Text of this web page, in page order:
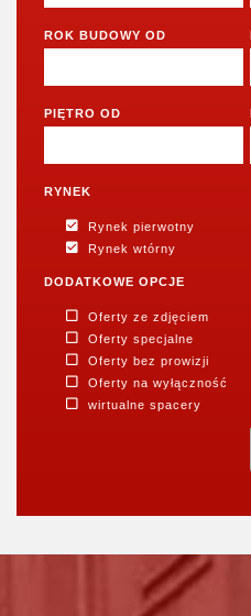
6 pokoi
ROK BUDOWY OD
PIĘTRO OD
RYNEK
Rynek pierwotny
Rynek wtórny
DODATKOWE OPCJE
Oferty ze zdjęciem
Oferty specjalne
Oferty bez prowizji
Oferty na wyłączność
wirtualne spacery